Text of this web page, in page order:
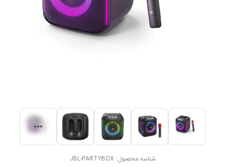
شناسه محصول: JBL-PARTYBOX